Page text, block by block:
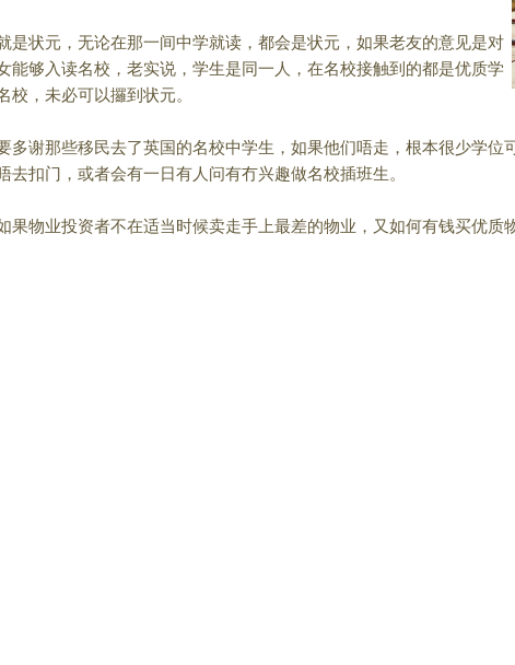
状元，无论在那一间中学就读，都会是状元，如果老友的意见是对
能够入读名校，老实说，学生是同一人， 在名校接触到的都是优质学
校，未必可以攞到状元。
谢那些移民去了英国的名校中学生，如果他们唔走，根本很少学位
去扣门，或者会有一日有人问有冇兴趣做名校插班生。
果物业投资者不在适当时候卖走手上最差的物业，又如何有钱买优质